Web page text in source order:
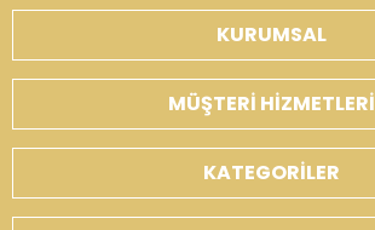
KURUMSAL
MÜŞTERİ HİZMETLERİ
KATEGORİLER